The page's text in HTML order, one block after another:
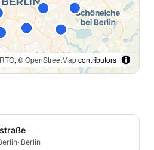
, ©OpenStreetMapcontributors
· Berlin